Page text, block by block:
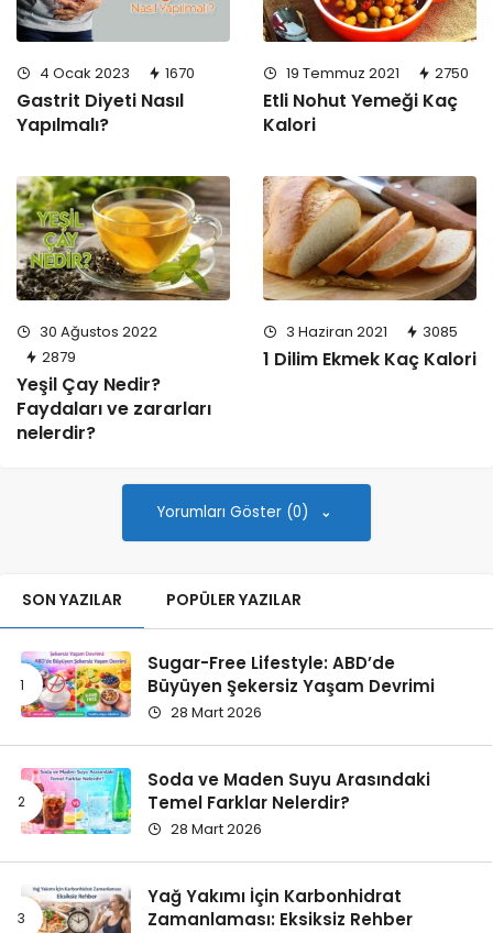
4 Ocak 2023 1670
Gastrit Diyeti Nasıl
Yapılmalı?
19 Temmuz 2021 2750
Etli Nohut Yemeği Kaç
Kalori
30 Ağustos 2022
2879
Yeşil Çay Nedir?
Faydaları ve zararları
nelerdir?
3 Haziran 2021 3085
1 Dilim Ekmek Kaç Kalori
Yorumları Göster (0)
SON YAZILAR POPÜLER YAZILAR
Sugar-Free Lifestyle: ABD’de
Büyüyen Şekersiz Yaşam Devrimi
28 Mart 2026
Soda ve Maden Suyu Arasındaki
Temel Farklar Nelerdir?
28 Mart 2026
Yağ Yakımı İçin Karbonhidrat
Zamanlaması: Eksiksiz Rehber